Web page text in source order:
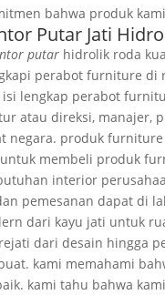
bahwa produk
Putar Jati
putar hidrolik roda
perabot furniture di
lengkap perabot
atau direksi, manajer,
negara. produk
membeli produk
interior
pemesanan dapat di
dari kayu jati untuk
dari desain hingga
kami memahami
kami tahu bahwa